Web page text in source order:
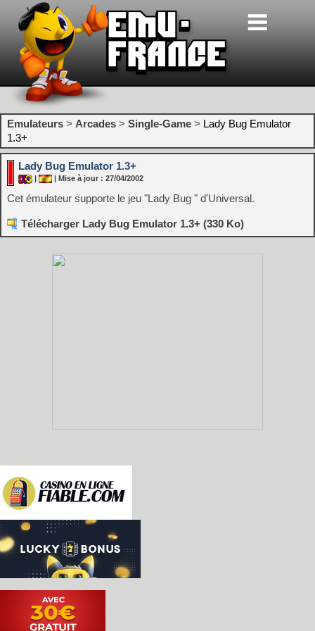
Emulateurs > Arcades > Single-Game > Lady Bug Emulator
1.3+
Lady Bug Emulator 1.3+
| | Mise à jour : 27/04/2002
Cet émulateur supporte le jeu "Lady Bug " d'Universal.
Télécharger Lady Bug Emulator 1.3+ (330 Ko)